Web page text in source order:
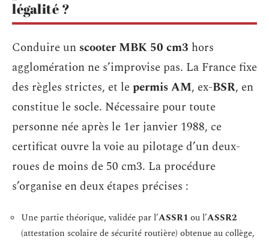
légalité ?
Conduire un scooter MBK 50 cm3 hors
agglomération ne s’improvise pas. La France fixe
des règles strictes, et lepermis AM, ex-BSR, en
constitue le socle. Nécessaire pour toute
personne née après le 1er janvier 1988, ce
certificat ouvre la voie au pilotage d’un deux-
roues de moins de 50 cm3. La procédure
s’organise en deux étapes précises :
Une partie théorique, validée par l’ASSR1 ou l’ASSR2
(attestation scolaire de sécurité routière) obtenue au collège,